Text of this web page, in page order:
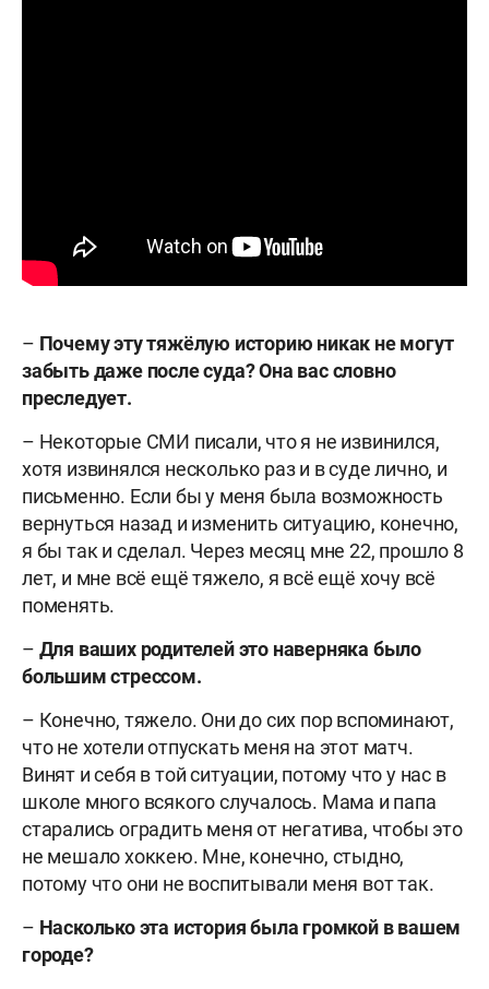
– Почему эту тяжёлую историю никак не могут
забыть даже после суда? Она вас словно
преследует.
– Некоторые СМИ писали, что я не извинился,
хотя извинялся несколько раз и в суде лично, и
письменно. Если бы у меня была возможность
вернуться назад и изменить ситуацию, конечно,
я бы так и сделал. Через месяц мне 22, прошло 8
лет, и мне всё ещё тяжело, я всё ещё хочу всё
поменять.
– Для ваших родителей это наверняка было
большим стрессом.
– Конечно, тяжело. Они до сих пор вспоминают,
что не хотели отпускать меня на этот матч.
Винят и себя в той ситуации, потому что у нас в
школе много всякого случалось. Мама и папа
старались оградить меня от негатива, чтобы это
не мешало хоккею. Мне, конечно, стыдно,
потому что они не воспитывали меня вот так.
– Насколько эта история была громкой в вашем
городе?